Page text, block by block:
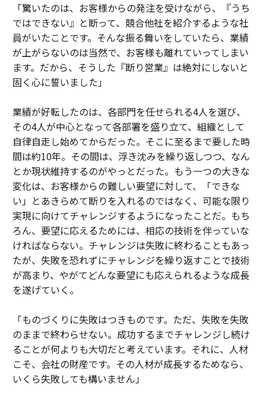
「驚いたのは、お客様からの発注を受けながら、『うち
ではできない』と断って、競合他社を紹介するような社
員がいたことです。そんな振る舞いをしていたら、業績
が上がらないのは当然で、お客様も離れていってしまい
ます。だから、そうした『断り営業』は絶対にしないと
固く心に誓いました」
業績が好転したのは、各部門を任せられる4人を選び、
その4人が中心となって各部署を盛り立て、組織として
自律自走し始めてからだった。そこに至るまで要した時
間は約10年。その間は、浮き沈みを繰り返しつつ、なん
とか現状維持するのがやっとだった。もう一つの大きな
変化は、お客様からの難しい要望に対して、「できな
い」とあきらめて断りを入れるのではなく、可能な限り
実現に向けてチャレンジするようになったことだ。もち
ろん、要望に応えるためには、相応の技術を伴っていな
ければならない。チャレンジは失敗に終わることもあっ
たが、失敗を恐れずにチャレンジを繰り返すことで技術
が高まり、やがてどんな要望にも応えられるような成長
を遂げていく。
「ものづくりに失敗はつきものです。ただ、失敗を失敗
のままで終わらせない。成功するまでチャレンジし続け
ることが何よりも大切だと考えています。それに、人材
こそ、会社の財産です。その人材が成長するためなら、
いくら失敗しても構いません」